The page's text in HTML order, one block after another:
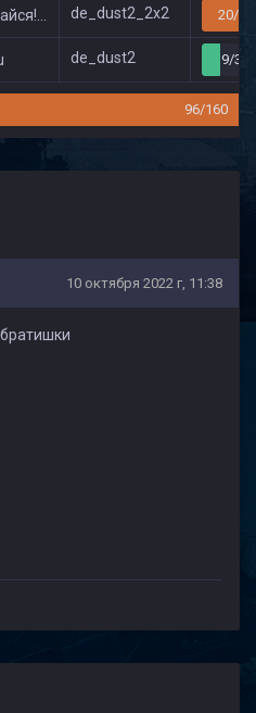
de_dust2_2x2 20/32
de_dust2 9/32
96/160
10 октября 2022 г, 11:38